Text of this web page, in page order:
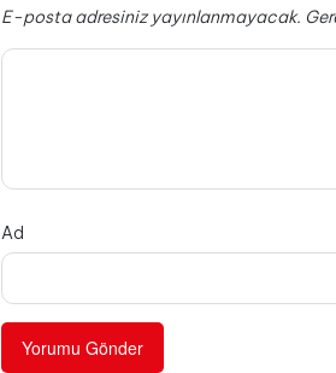
E-posta adresiniz yayınlanmayacak.
Ad